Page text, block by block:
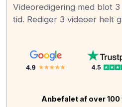
Videoredigering med blot
tid. Rediger 3 videoer helt
Anbefalet af over